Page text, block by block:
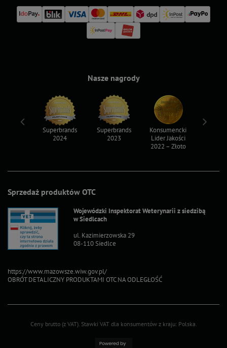
Sprzedaż produktów OTC
Wojewódzki Inspektorat Weterynarii z siedzibą
w Siedlcach
ul. Kazimierzowska 29
08-110 Siedlce
https://www.mazowsze.wiw.gov.pl/
OBRÓT DETALICZNY PRODUKTAMI OTC NA ODLEGŁOŚĆ
Nasze nagrody
Superbrands
2024
Superbrands
2023
Konsumencki
Lider Jakości
2022 – Złoto
Ceny brutto (z VAT). Stawki VAT dla konsumentów z kraju: Polska